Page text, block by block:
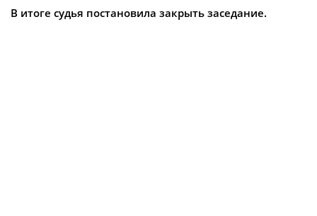
В итоге судья постановила закрыть заседание.